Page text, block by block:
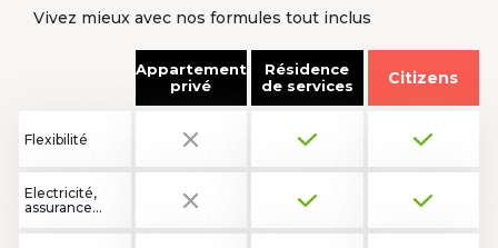
Vivez mieux avec nos formules tout inclus
Flexibilité
Electricité,
assurance…
Appartement
privé
Résidence
de services
Citizens